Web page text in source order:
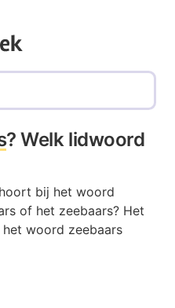
? Welk lidwoord
bij het woord
of het zeebaars? Het
woord zeebaars